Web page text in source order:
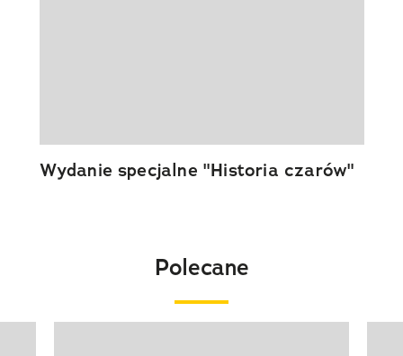
Wydanie specjalne "Historia czarów"
Polecane